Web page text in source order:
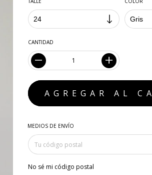
CANTIDAD
MEDIOS DE ENVÍO
No sé mi código postal